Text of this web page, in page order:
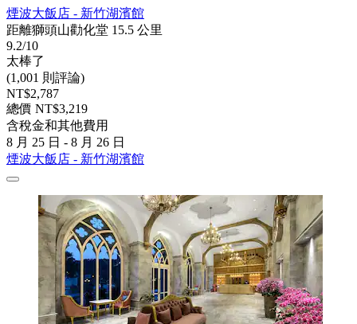
煙波大飯店 - 新竹湖濱館
距離獅頭山勸化堂 15.5 公里
9.2/10
太棒了
(1,001 則評論)
NT$2,787
總價 NT$3,219
含稅金和其他費用
8 月 25 日 - 8 月 26 日
煙波大飯店 - 新竹湖濱館